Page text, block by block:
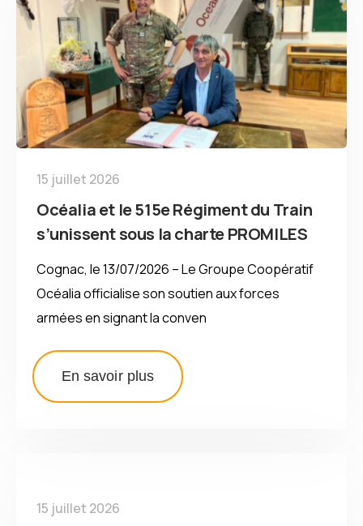
15 juillet 2026
Océalia et le 515e Régiment du Train
s’unissent sous la charte PROMILES
Cognac, le 13/07/2026 – Le Groupe Coopératif
Océalia officialise son soutien aux forces
armées en signant la conven
En savoir plus
15 juillet 2026